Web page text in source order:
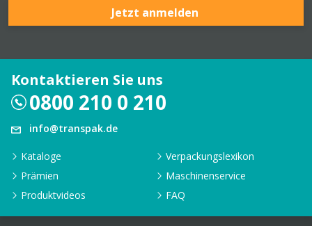
Jetzt anmelden
Kontaktieren Sie uns
0800 210 0 210
info@transpak.de
Kataloge
Verpackungslexikon
Prämien
Maschinenservice
Produktvideos
FAQ